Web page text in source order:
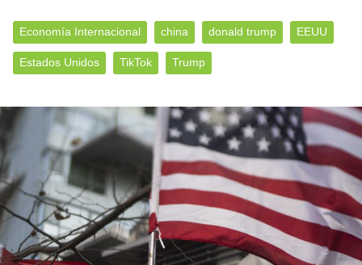
Economía Internacional china donald trump EEUU
Estados Unidos TikTok Trump